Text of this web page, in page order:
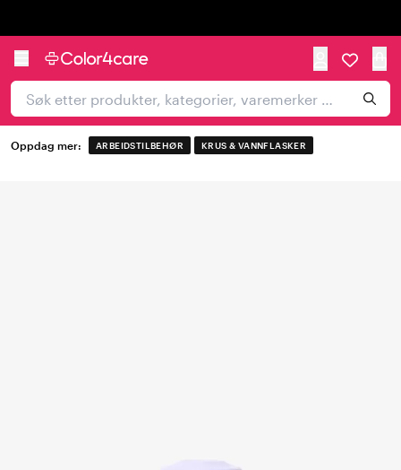
Oppdag mer: ARBEIDSTILBEHØR KRUS & VANNFLASKER